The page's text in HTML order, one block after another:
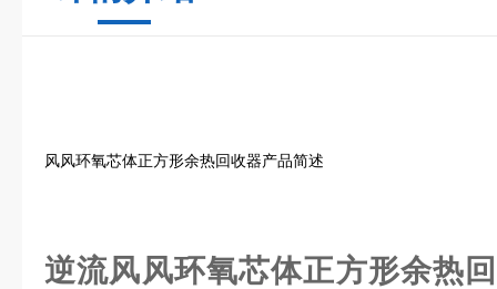
风风环氧芯体正方形余热回收器产品简述
逆流风风环氧芯体正方形余热